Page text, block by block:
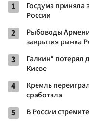
1
Госдума приняла
России
2
Рыбоводы
закрытия рынка
3
Галкин* потерял
Киеве
4
Кремль
сработала
5 В России